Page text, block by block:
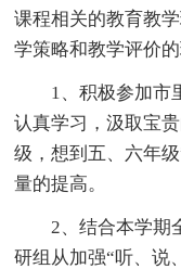
课程相关的教育教
学策略和教学评价的
1、积极参加市
认真学习，汲取宝
级，想到五、六年
量的提高。
2、结合本学期
研组从加强“听、说